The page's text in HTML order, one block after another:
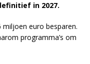
in 2027.
euro besparen.
programma’s om